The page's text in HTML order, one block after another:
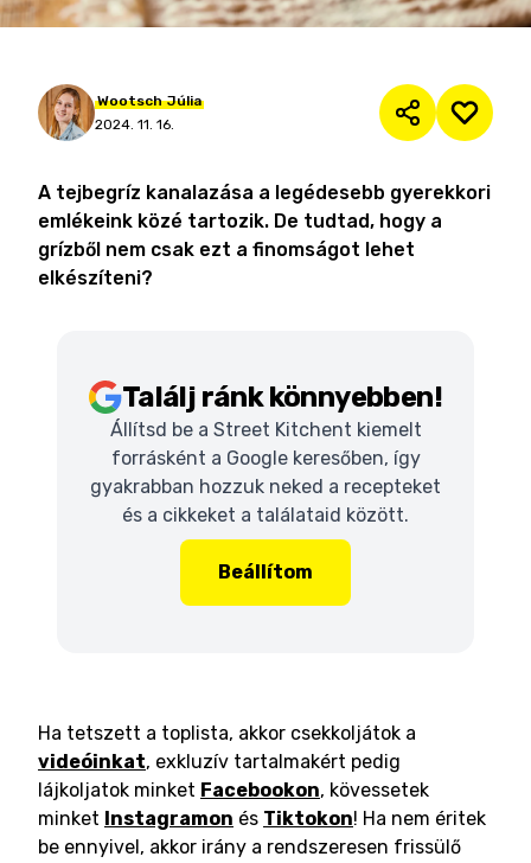
Wootsch Júlia
2024. 11. 16.
A tejbegríz kanalazása a legédesebb gyerekkori
emlékeink közé tartozik. De tudtad, hogy a
grízből nem csak ezt a finomságot lehet
elkészíteni?
Találj ránk könnyebben!
Állítsd be a Street Kitchent kiemelt
forrásként a Google keresőben, így
gyakrabban hozzuk neked a recepteket
és a cikkeket a találataid között.
Beállítom
Ha tetszett a toplista, akkor csekkoljátok a
videóinkat, exkluzív tartalmakért pedig
lájkoljatok minket Facebookon, kövessetek
minket Instagramon és Tiktokon! Ha nem éritek
be ennyivel, akkor irány a rendszeresen frissülő